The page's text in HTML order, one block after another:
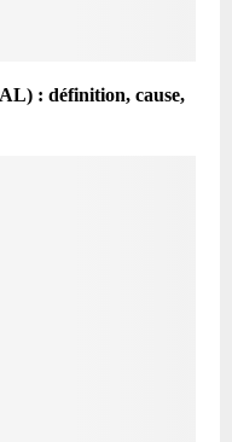
: définition, cause,